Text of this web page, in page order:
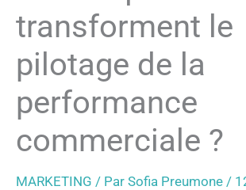
transforment le
pilotage de la
performance
commerciale ?
MARKETING / Par Sofia Preumone /